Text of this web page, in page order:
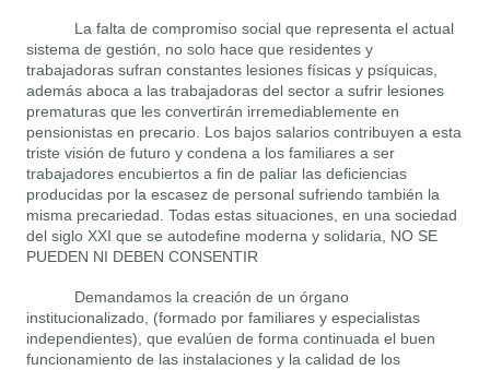
La falta de compromiso social que representa el actual
sistema de gestión, no solo hace que residentes y
trabajadoras sufran constantes lesiones físicas y psíquicas,
además aboca a las trabajadoras del sector a sufrir lesiones
prematuras que les convertirán irremediablemente en
pensionistas en precario. Los bajos salarios contribuyen a esta
triste visión de futuro y condena a los familiares a ser
trabajadores encubiertos a fin de paliar las deficiencias
producidas por la escasez de personal sufriendo también la
misma precariedad. Todas estas situaciones, en una sociedad
del siglo XXI que se autodefine moderna y solidaria, NO SE
PUEDEN NI DEBEN CONSENTIR
Demandamos la creación de un órgano
institucionalizado, (formado por familiares y especialistas
independientes), que evalúen de forma continuada el buen
funcionamiento de las instalaciones y la calidad de los